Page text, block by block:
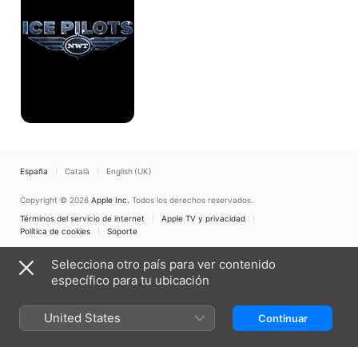
España Català English (UK)
Copyright © 2026 Apple Inc. Todos los derechos reservados.
Términos del servicio de internet
Apple TV y privacidad
Política de cookies
Soporte
Selecciona otro país para ver contenido
específico para tu ubicación
United States Continuar